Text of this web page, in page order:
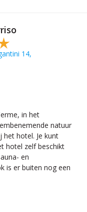
14,
in het
natuur
het hotel. Je kunt
hotel zelf beschikt
en
is er buiten nog een